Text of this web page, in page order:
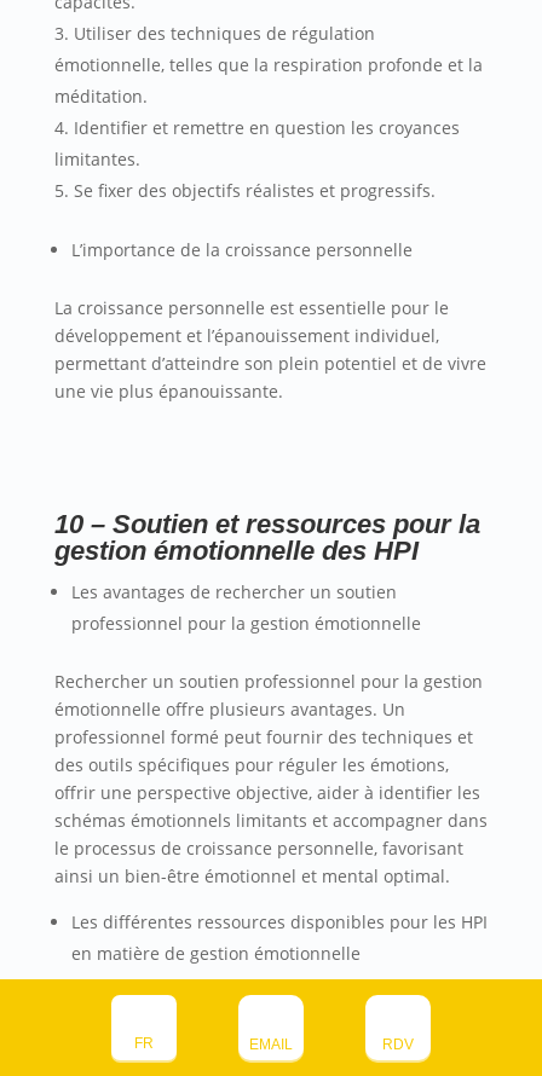
Utiliser des techniques de régulation
émotionnelle, telles que la respiration profonde et la
méditation.
Identifier et remettre en question les croyances
limitantes.
Se fixer des objectifs réalistes et progressifs.
L’importance de la croissance personnelle
La croissance personnelle est essentielle pour le
développement et l’épanouissement individuel,
permettant d’atteindre son plein potentiel et de vivre
une vie plus épanouissante.
10 – Soutien et ressources pour la
gestion émotionnelle des HPI
Les avantages de rechercher un soutien
professionnel pour la gestion émotionnelle
Rechercher un soutien professionnel pour la gestion
émotionnelle offre plusieurs avantages. Un
professionnel formé peut fournir des techniques et
des outils spécifiques pour réguler les émotions,
offrir une perspective objective, aider à identifier les
schémas émotionnels limitants et accompagner dans
le processus de croissance personnelle, favorisant
ainsi un bien-être émotionnel et mental optimal.
Les différentes ressources disponibles pour les HPI
en matière de gestion émotionnelle
Il existe plusieurs ressources disponibles pour les
HPI en matière de gestion émotionnelle :
FR EMAIL RDV